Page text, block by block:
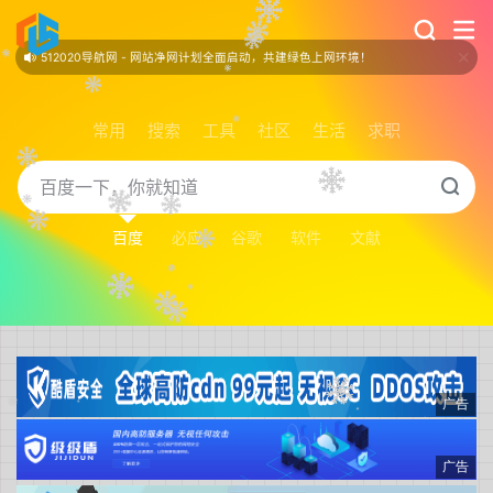
站点数据 - 总收录：153 个 / 已审核：142 个 / 审核中：2 个 / 已拒绝：9 个
常用 搜索 工具 社区 生活 求职
百度 必应 谷歌 软件 文献